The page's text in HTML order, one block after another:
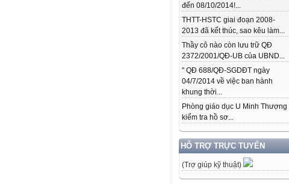
đến 08/10/2014!...
THTT-HSTC giai đoạn 2008-
2013 đã kết thúc, sao kêu làm...
Thầy cô nào còn lưu trữ QĐ
2372/2001/QĐ-UB của UBND...
" QĐ 688/QĐ-SGDĐT ngày
04/7/2014 về việc ban hành
khung thời...
Phòng giáo dục U Minh Thượng
kiểm tra hồ sơ...
HỖ TRỢ TRỰC TUYẾN
(Trợ giúp kỹ thuật)